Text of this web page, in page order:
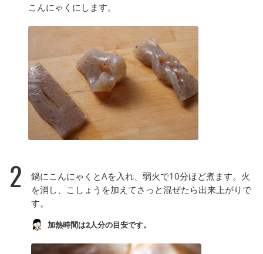
こんにゃくにします。
2
鍋にこんにゃくとAを入れ、弱火で10分ほど煮ます。火
を消し、こしょうを加えてさっと混ぜたら出来上がりで
す。
加熱時間は2人分の目安です。